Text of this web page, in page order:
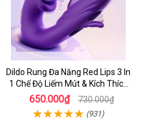
Dildo Rung Đa Năng Red Lips 3 In
1 Chế Độ Liếm Mút & Kích Thích
Điểm G
650.000₫ 730.000₫
(931)